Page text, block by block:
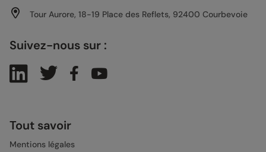
Tour Aurore, 18-19 Place des Reflets, 92400 Courbevoie
Suivez-nous sur :
Tout savoir
Mentions légales